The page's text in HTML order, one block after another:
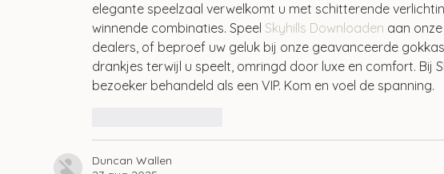
elegante speelzaal verwelkomt u met schitterende
winnende combinaties. Speel Skyhills Downloaden aan
dealers, of beproef uw geluk bij onze geavanceerde
drankjes terwijl u speelt, omringd door luxe en comfort. Bij
bezoeker behandeld als een VIP. Kom en voel de spanning.
Duncan Wallen